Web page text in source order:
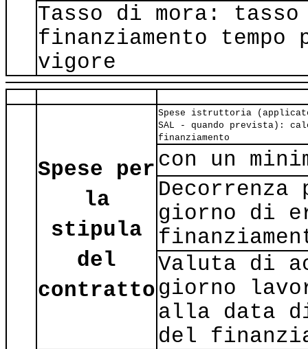
Tasso di mora:
finanziamento tempo
vigore
Spese per
la
stipula
del
contratto
Spese istruttoria
SAL - quando prevista):
finanziamento
con un
giorno di
Valuta di
giorno
alla data
del